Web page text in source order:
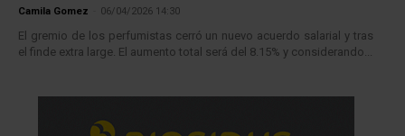
Camila Gomez 06/04/2026 14:30
El gremio de los perfumistas cerró un nuevo acuerdo salarial y tras
el finde extra large. El aumento total será del 8.15% y considerando...